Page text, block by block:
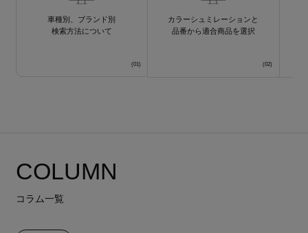
車種別、ブランド別
検索方法について
カラーシュミレーションと
品番から適合商品を選択
COLUMN
コラム一覧